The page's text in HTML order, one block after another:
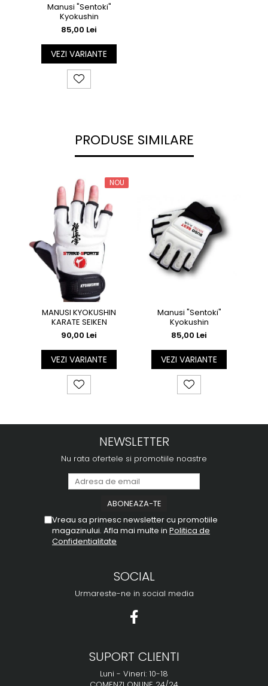
Manusi "Sentoki"
Kyokushin
85,00 Lei
VEZI VARIANTE
PRODUSE SIMILARE
NOU
MANUSI KYOKUSHIN
KARATE SEIKEN
90,00 Lei
VEZI VARIANTE
Manusi "Sentoki"
Kyokushin
85,00 Lei
VEZI VARIANTE
NEWSLETTER
Nu rata ofertele si promotiile noastre
Vreau sa primesc newsletter cu promotiile
magazinului. Afla mai multe in Politica de
Confidentialitate
SOCIAL
Urmareste-ne in social media
SUPORT CLIENTI
Luni - Vineri: 10-18